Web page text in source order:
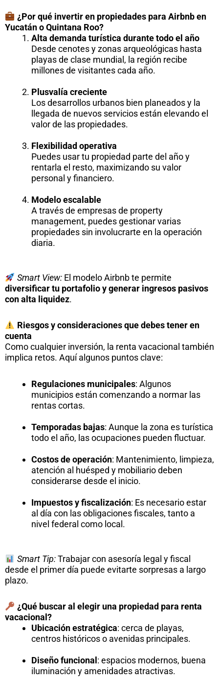
¿Por qué invertir en propiedades para Airbnb en
Yucatán o Quintana Roo?
Alta demanda turística durante todo el año
Desde cenotes y zonas arqueológicas hasta
playas de clase mundial, la región recibe
millones de visitantes cada año.
Plusvalía creciente
Los desarrollos urbanos bien planeados y la
llegada de nuevos servicios están elevando el
valor de las propiedades.
Flexibilidad operativa
Puedes usar tu propiedad parte del año y
rentarla el resto, maximizando su valor
personal y financiero.
Modelo escalable
A través de empresas de property
management, puedes gestionar varias
propiedades sin involucrarte en la operación
diaria.
Smart View:El modelo Airbnb te permite
diversificar tu portafolio y generar ingresos pasivos
con alta liquidez.
Riesgos y consideraciones que debes tener en
cuenta
Como cualquier inversión, la renta vacacional también
implica retos. Aquí algunos puntos clave:
Regulaciones municipales: Algunos
municipios están comenzando a normar las
rentas cortas.
Temporadas bajas: Aunque la zona es turística
todo el año, las ocupaciones pueden fluctuar.
Costos de operación: Mantenimiento, limpieza,
atención al huésped y mobiliario deben
considerarse desde el inicio.
Impuestos y fiscalización: Es necesario estar
al día con las obligaciones fiscales, tanto a
nivel federal como local.
Smart Tip:Trabajar con asesoría legal y fiscal
desde el primer día puede evitarte sorpresas a largo
plazo.
¿Qué buscar al elegir una propiedad para renta
vacacional?
Ubicación estratégica: cerca de playas,
centros históricos o avenidas principales.
Diseño funcional : espacios modernos, buena
iluminación y amenidades atractivas.